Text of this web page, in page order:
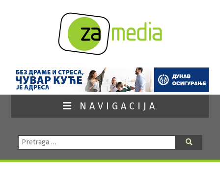
NAVIGACIJA
Pretraga: